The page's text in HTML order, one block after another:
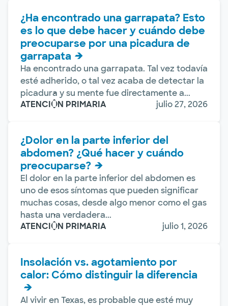
¿Ha encontrado una garrapata? Esto
es lo que debe hacer y cuándo debe
preocuparse por una picadura de
garrapata
Ha encontrado una garrapata. Tal vez todavía
esté adherido, o tal vez acaba de detectar la
picadura y su mente fue directamente a...
ATENCIÓN PRIMARIA
julio 27, 2026
¿Dolor en la parte inferior del
abdomen? ¿Qué hacer y cuándo
preocuparse?
El dolor en la parte inferior del abdomen es
uno de esos síntomas que pueden significar
muchas cosas, desde algo menor como el gas
hasta una verdadera...
ATENCIÓN PRIMARIA
julio 1, 2026
Insolación vs. agotamiento por
calor: Cómo distinguir la diferencia
Al vivir en Texas, es probable que esté muy